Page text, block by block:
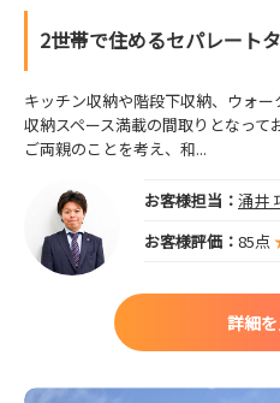
2世帯で住めるセパレート
キッチン収納や階段下収納、ウォー
収納スペース満載の間取りとなって
ご両親のことを考え、和...
お客様担当： 涌井
お客様評価： 85点
詳細